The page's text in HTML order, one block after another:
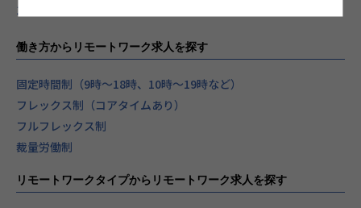
11〜30年
働き方からリモートワーク求人を探す
固定時間制（9時～18時、10時～19時など）
フレックス制（コアタイムあり）
フルフレックス制
裁量労働制
リモートワークタイプからリモートワーク求人を探す